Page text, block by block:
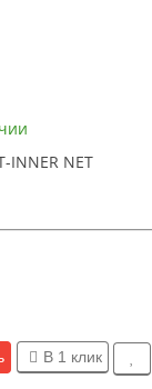
INNER NET
В 1 клик